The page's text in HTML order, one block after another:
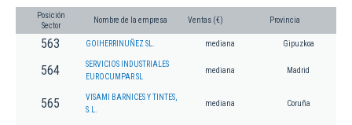
Posición
Sector
Nombre de la empresa Ventas (€) Provincia
563 GOIHERRINUÑEZ SL. mediana Gipuzkoa
564
SERVICIOS INDUSTRIALES
EUROCUMPAR SL
mediana Madrid
565
VISAMI BARNICES Y TINTES,
S.L.
mediana Coruña